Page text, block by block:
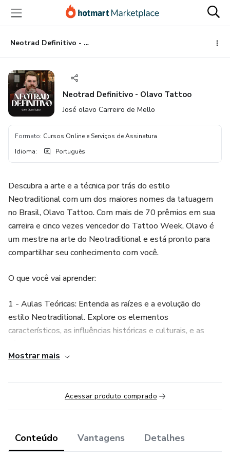
para
conteúdo
principal
para
pagamento
para
rodapé
Neotrad Definitivo - Olavo Tattoo
Neotrad Definitivo - Olavo Tattoo
José olavo Carreiro de Mello
Formato: Cursos Online e Serviços de Assinatura
Idioma: Português
Descubra a arte e a técnica por trás do estilo
Neotraditional com um dos maiores nomes da tatuagem
no Brasil, Olavo Tattoo. Com mais de 70 prêmios em sua
carreira e cinco vezes vencedor do Tattoo Week, Olavo é
um mestre na arte do Neotraditional e está pronto para
compartilhar seu conhecimento com você.
O que você vai aprender:
1 - Aulas Teóricas: Entenda as raízes e a evolução do
estilo Neotraditional. Explore os elementos
característicos, as influências históricas e culturais, e as
autênticos e detalhados, prontos para serem transferidos
para a pele. Domine o uso de decalques para garantir
precisão e qualidade em suas tatuagens.
3 - Técnicas de Tatuagem: Desde a configuração da
máquina até a escolha das agulhas e tintas, aprenda as
Mostrar mais
Acessar produto comprado
Conteúdo Vantagens Detalhes